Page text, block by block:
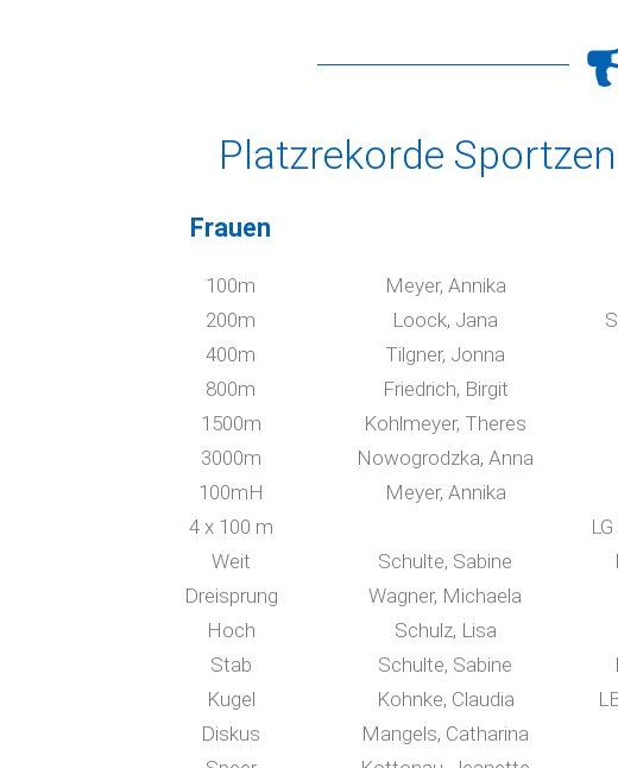
Platzrekorde
Frauen
100m Meyer, Annika
200m
Loock, Jana
400m
Tilgner, Jonna
800m
Friedrich, Birgit
1500m
Kohlmeyer, Theres
3000m
Nowogrodzka, Anna
100mH
Meyer, Annika
4 x 100 m
Weit
Schulte, Sabine
Dreisprung
Wagner, Michaela
Hoch
Schulz, Lisa
Stab
Schulte, Sabine
Kugel
Kohnke, Claudia
Diskus
Mangels, Catharina